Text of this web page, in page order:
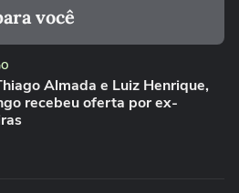
você
Almada e Luiz Henrique,
recebeu oferta por ex-